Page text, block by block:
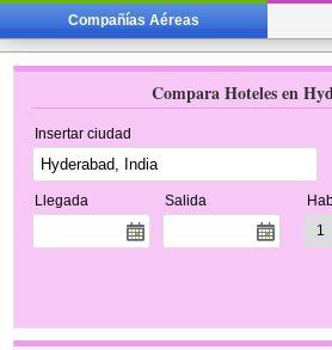
Compañías Aéreas
Compara Hoteles en
Insertar ciudad
Llegada Salida